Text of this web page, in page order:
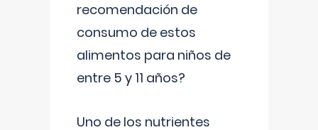
recomendación de
consumo de estos
alimentos para niños de
entre 5 y 11 años?
Uno de los nutrientes